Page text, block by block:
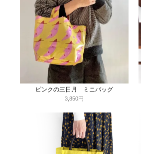
ピンクの三日月 ミニバッグ
3,850円